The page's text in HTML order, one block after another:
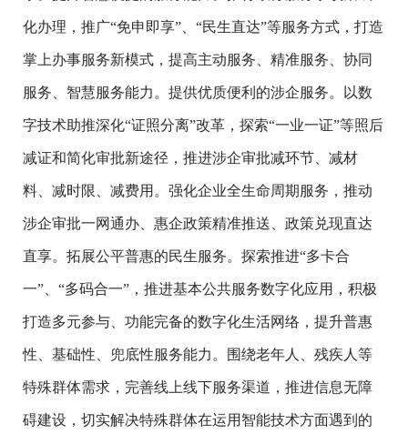
化办理，推广“免申即享”、“民生直达”等服务方式，打造
掌上办事服务新模式，提高主动服务、精准服务、协同
服务、智慧服务能力。提供优质便利的涉企服务。以数
字技术助推深化“证照分离”改革，探索“一业一证”等照后
减证和简化审批新途径，推进涉企审批减环节、减材
料、减时限、减费用。强化企业全生命周期服务，推动
涉企审批一网通办、惠企政策精准推送、政策兑现直达
直享。拓展公平普惠的民生服务。探索推进“多卡合
一”、“多码合一”，推进基本公共服务数字化应用，积极
打造多元参与、功能完备的数字化生活网络，提升普惠
性、基础性、兜底性服务能力。围绕老年人、残疾人等
特殊群体需求，完善线上线下服务渠道，推进信息无障
碍建设，切实解决特殊群体在运用智能技术方面遇到的